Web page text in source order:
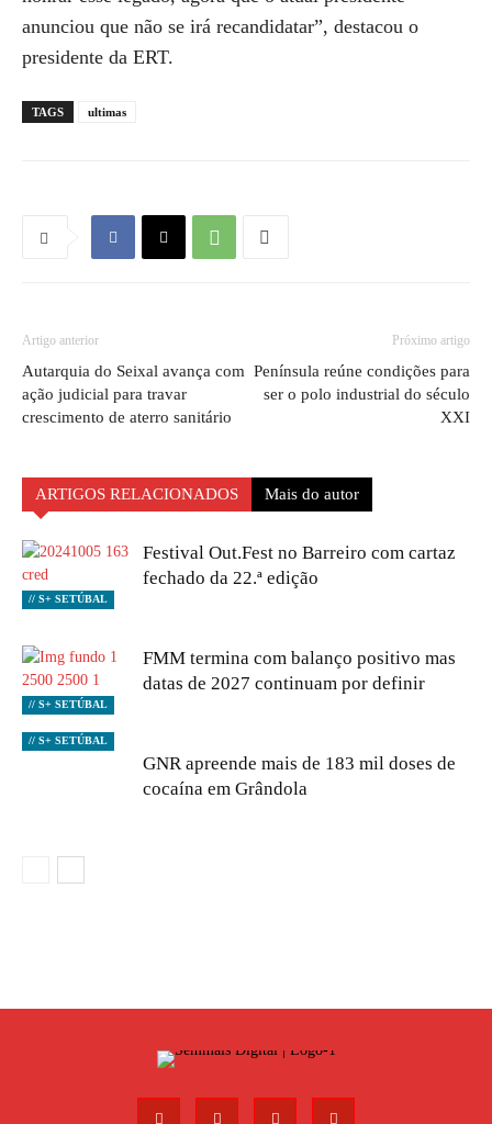
anunciou que não se irá recandidatar”, destacou o
presidente da ERT.
TAGS ultimas
Artigo anterior
Autarquia do Seixal avança com
ação judicial para travar
crescimento de aterro sanitário
Próximo artigo
Península reúne condições para
ser o polo industrial do século
XXI
ARTIGOS RELACIONADOS Mais do autor
// S+ SETÚBAL
Festival Out.Fest no Barreiro com cartaz
fechado da 22.ª edição
// S+ SETÚBAL
FMM termina com balanço positivo mas
datas de 2027 continuam por definir
// S+ SETÚBAL
GNR apreende mais de 183 mil doses de
cocaína em Grândola